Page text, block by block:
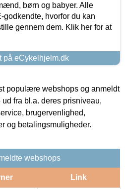
børn og babyer. Alle
hvorfor du kan
gennem dem. Klik her for at
på eCykelhjelm.dk
populære webshops og anmeldt
fra bl.a. deres prisniveau,
brugervenlighed,
og betalingsmuligheder.
webshops
Link